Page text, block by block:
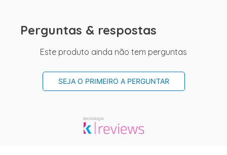
Perguntas & respostas
Este produto ainda não tem perguntas
SEJA O PRIMEIRO A PERGUNTAR